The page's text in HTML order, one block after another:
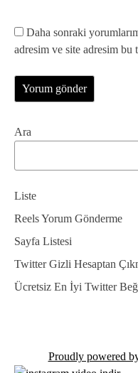
Daha sonraki
adresim ve site adresim bu
Ara
Liste
Reels Yorum Gönderme
Sayfa Listesi
Twitter Gizli Hesaptan
Ücretsiz En İyi Twitter
Proudly powered